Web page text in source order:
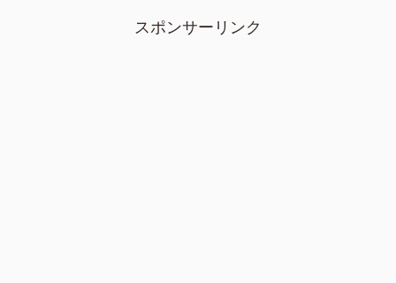
スポンサーリンク